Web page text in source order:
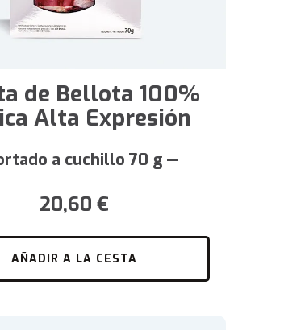
de Bellota 100%
Alta Expresión
a cuchillo 70 g —
20,60 €
AÑADIR A LA CESTA